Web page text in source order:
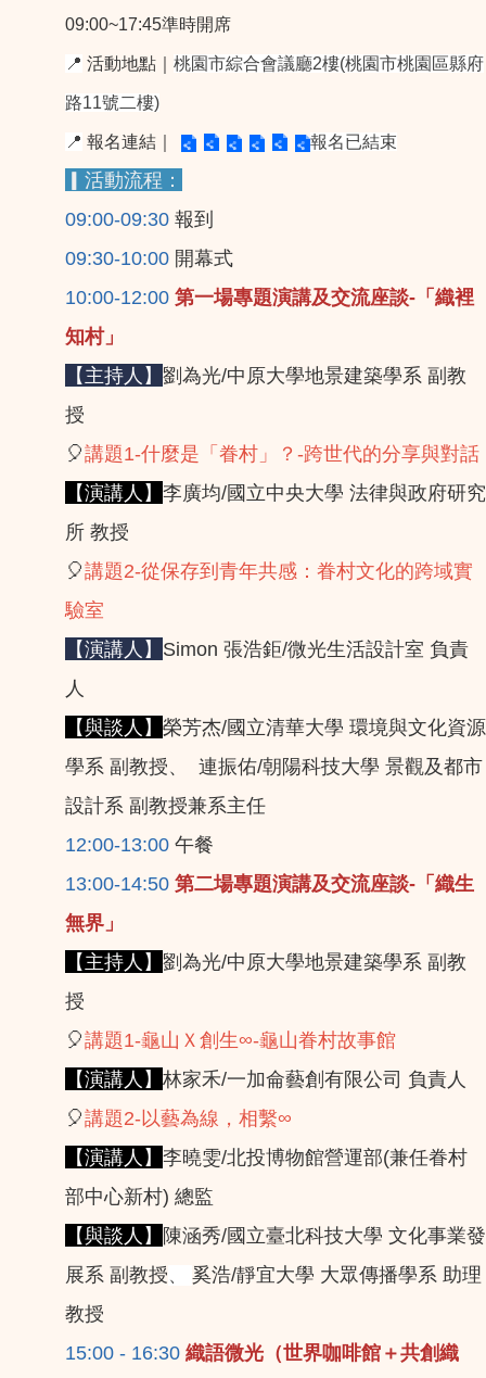
09:00~17:45準時開席
📍 活動地點｜ 桃園市綜合會議廳2樓(桃園市桃園區縣府
路11號二樓)
📍 報名連結｜ 報名已結束
▎活動流程：
09:00-09:30 報到
09:30-10:00 開幕式
10:00-12:00 第一場專題演講及交流座談-「織裡
知村」
【主持人】 劉為光/中原大學地景建築學系 副教
授
🎈講題1-什麼是「眷村」？-跨世代的分享與對話
【演講人】 李廣均/國立中央大學 法律與政府研究
所 教授
🎈講題2-從保存到青年共感：眷村文化的跨域實
驗室
【演講人】 Simon 張浩鉅/微光生活設計室 負責
人
【與談人】 榮芳杰/國立清華大學 環境與文化資源
學系 副教授、 連振佑/朝陽科技大學 景觀及都市
設計系 副教授兼系主任
12:00-13:00 午餐
13:00-14:50 第二場專題演講及交流座談-「織生
無界」
【主持人】 劉為光/中原大學地景建築學系 副教
授
🎈講題1-龜山Ｘ創生∞-龜山眷村故事館
【演講人】 林家禾/一加侖藝創有限公司 負責人
🎈講題2-以藝為線，相繫∞
【演講人】 李曉雯/北投博物館營運部(兼任眷村
部中心新村) 總監
【與談人】 陳涵秀/國立臺北科技大學 文化事業發
展系 副教授、 奚浩/靜宜大學 大眾傳播學系 助理
教授
15:00 - 16:30 織語微光（世界咖啡館＋共創織